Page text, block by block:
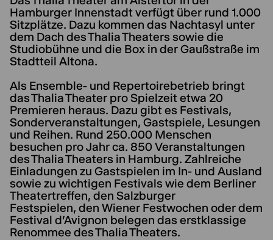
Hamburger Innenstadt verfügt über rund 1.000
Sitzplätze. Dazu kommen das Nachtasyl unter
dem Dach des Thalia Theaters sowie die
Studiobühne und die Box in der Gaußstraße im
Stadtteil Altona.
Als Ensemble- und Repertoirebetrieb bringt
das Thalia Theater pro Spielzeit etwa 20
Premieren heraus. Dazu gibt es Festivals,
Sonderveranstaltungen, Gastspiele, Lesungen
und Reihen. Rund 250.000 Menschen
besuchen pro Jahr ca. 850 Veranstaltungen
des Thalia Theaters in Hamburg. Zahlreiche
Einladungen zu Gastspielen im In- und Ausland
sowie zu wichtigen Festivals wie dem Berliner
Theatertreffen, den Salzburger
Festspielen, den Wiener Festwochen oder dem
Festival d'Avignon belegen das erstklassige
Renommee des Thalia Theaters.